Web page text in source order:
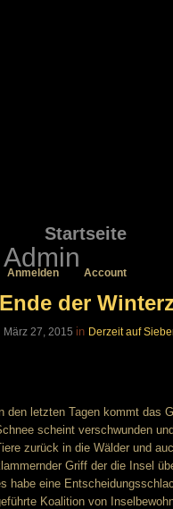
Startseite
Admin
Anmelden Account
Ende der
März 27, 2015 in Derzeit auf
In den letzten Tagen kommt das
scheint verschwunden
zurück in die Wälder und
Griff der die Insel
habe eine
Koalition von